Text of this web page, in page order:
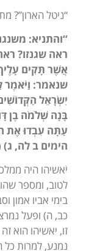
“ניטל הארון”?
“והתניא:
ראה שגנזו?
אֲשֶׁר תָּקִים
שנאמר: וַיֹּאמֶר
יִשְׂרָאֵל
בָּנָה שְׁלֹמֹה בֶן
עַתָּה עִבְדוּ אֶת
הימים ב לה, ג)
יֹאשיהו היה
לטוב, ומספר
בימי אביו אמון
כב, ה) ופעל
זו, יאשיהו הוא
נמנע, למרות כל